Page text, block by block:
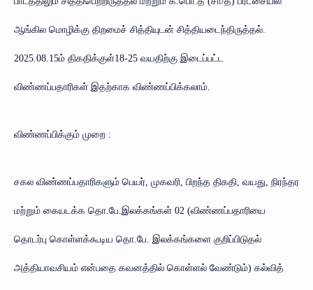
ஆங்கில மொழிக்கு திறமைச் சித்தியுடன் சித்தியடைந்திருத்தல்.
2025.08.15ம் திகதிக்குள்18-25 வயதிற்கு இடைப்பட்ட
விண்ணப்பதாரிகள் இதற்காக விண்ணப்பிக்கலாம்.
விண்ணப்பிக்கும் முறை :
சகல விண்ணப்பதாரிகளும் பெயர், முகவரி, பிறந்த திகதி, வயது, நிரந்தர
மற்றும் கையடக்க தொ.பே.இலக்கங்கள் 02 (விண்ணப்பதாரியை
தொடர்பு கொள்ளக்கூடிய தொ.பே. இலக்கங்களை குறிப்பிடுதல்
அத்தியாவசியம் என்பதை கவனத்தில் கொள்ளல் வேண்டும்) கல்வித்